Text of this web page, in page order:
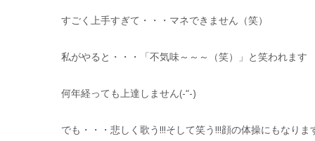
すごく上手すぎて・・・マネできません（笑）
私がやると・・・「不気味～～～（笑）」と笑われます
何年経っても上達しません(-“-)
でも・・・悲しく歌う!!!そして笑う!!!顔の体操にもなりま